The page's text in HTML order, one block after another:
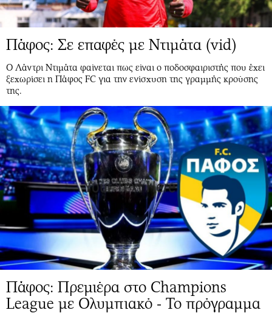
Πάφος: Σε επαφές με Ντιμάτα (vid)
Ο Λάντρι Ντιμάτα φαίνεται πως είναι ο ποδοσφαιριστής που έχει
ξεχωρίσει η Πάφος FC για την ενίσχυση της γραμμής κρούσης
της.
Πάφος: Πρεμιέρα στο Champions
League με Ολυμπιακό - Το πρόγραμμα